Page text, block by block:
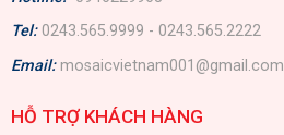
Tel: 0243.565.9999 - 0243.565.2222
Email: mosaicvietnam001@gmail.com
HỖ TRỢ KHÁCH HÀNG